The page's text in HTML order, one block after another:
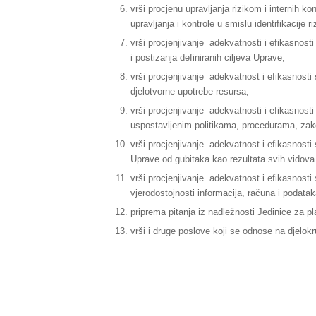
vrši procjenu upravljanja rizikom i internih
upravljanja i kontrole u smislu identifikacije
vrši procjenjivanje adekvatnosti i
i postizanja definiranih ciljeva Uprave;
vrši procjenjivanje adekvatnost i efikasnosti
djelotvorne upotrebe resursa;
vrši procjenjivanje adekvatnosti i
uspostavljenim politikama, procedurama,
vrši procjenjivanje adekvatnost i efikasnosti
Uprave od gubitaka kao rezultata svih
vrši procjenjivanje adekvatnost i efikasnosti
vjerodostojnosti informacija, računa i
priprema pitanja iz nadležnosti Jedinice za
vrši i druge poslove koji se odnose na